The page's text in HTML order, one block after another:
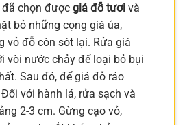
chọn được giá đỗ tươi và
bỏ những cọng giá úa,
vỏ đỗ còn sót lại. Rửa giá
vòi nước chảy để loại bỏ bụi
Sau đó, để giá đỗ ráo
với hành lá, rửa sạch và
2-3 cm. Gừng cạo vỏ,